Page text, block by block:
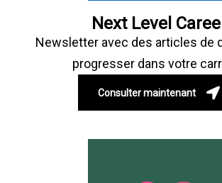
Next Level
Newsletter avec des articles de
progresser dans votre
Consulter maintenant